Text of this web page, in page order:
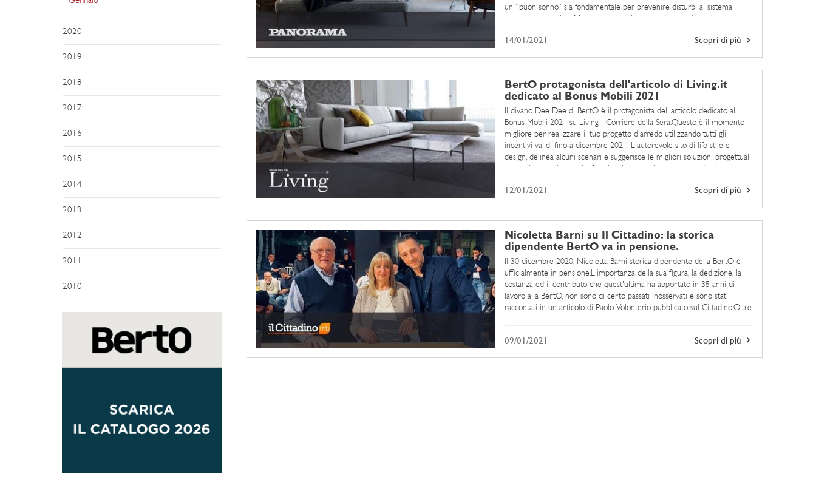
2020
2019
2018
2017
2016
2015
2014
2013
2012
2011
2010
un “buon sonno” sia fondamentale per prevenire disturbi al sistema
Scopri di più
14/01/2021
BertO protagonista dell'articolo di Living.it
dedicato al Bonus Mobili 2021
Il divano Dee Dee di BertO è il protagonista dell'articolo dedicato al
Bonus Mobili 2021 su Living - Corriere della Sera.Questo è il momento
migliore per realizzare il tuo progetto d'arredo utilizzando tutti gli
incentivi validi fino a dicembre 2021. L'autorevole sito di life stile e
design, delinea alcuni scenari e suggerisce le migliori soluzioni progettuali
Scopri di più
12/01/2021
Nicoletta Barni su Il Cittadino: la storica
dipendente BertO va in pensione.
Il 30 dicembre 2020, Nicoletta Barni storica dipendente della BertO è
ufficialmente in pensione.L'importanza della sua figura, la dedizione, la
costanza ed il contributo che quest'ultima ha apportato in 35 anni di
lavoro alla BertO, non sono di certo passati inosservati e sono stati
raccontati in un articolo di Paolo Volonterio pubblicato sul Cittadino.Oltre
all'omaggio de Il Cittadino e dell'intera BertO che l'ha ringraziata con un
Scopri di più
09/01/2021